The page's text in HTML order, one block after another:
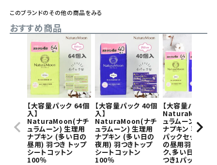
このブランドのその他の商品をみる
おすすめ商品
【大容量パック 64個
入】
NaturaMoon(ナチ
ュラムーン) 生理用
ナプキン (多い日の
昼用) 羽つき トップ
シートコットン
100％
【大容量パック 40個
入】
NaturaMoon(ナチ
ュラムーン) 生理用
ナプキン (多い日の
夜用) 羽つきトップ
シートコットン
100％
【大容量パック】
NaturaMoon(
ュラムーン) 生理
ナプキン 羽つき
パックセット(多
の昼用羽つき1パ
ク、多い日の夜
つき1パック)